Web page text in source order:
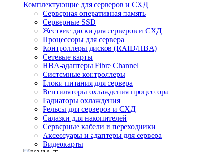
Комплектующие для серверов и СХД
Серверная оперативная память
Серверные SSD
Жесткие диски для серверов и СХД
Процессоры для сервера
Контроллеры дисков (RAID/HBA)
Сетевые карты
HBA-адаптеры Fibre Channel
Системные контроллеры
Блоки питания для сервера
Вентиляторы охлаждения процессора
Радиаторы охлаждения
Рельсы для серверов и СХД
Салазки для накопителей
Серверные кабели и переходники
Аксессуары и адаптеры для сервера
Видеокарты